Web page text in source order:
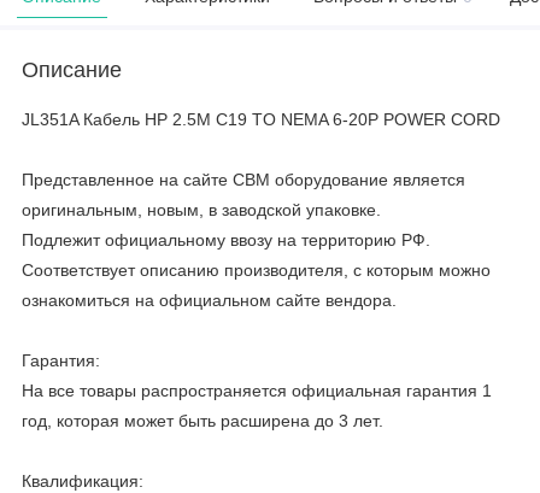
Описание
JL351A Кабель HP 2.5M C19 TO NEMA 6-20P POWER CORD
Представленное на сайте CBM оборудование является
оригинальным, новым, в заводской упаковке.
Подлежит официальному ввозу на территорию РФ.
Соответствует описанию производителя, с которым можно
ознакомиться на официальном сайте вендора.
Гарантия:
На все товары распространяется официальная гарантия 1
год, которая может быть расширена до 3 лет.
Квалификация: